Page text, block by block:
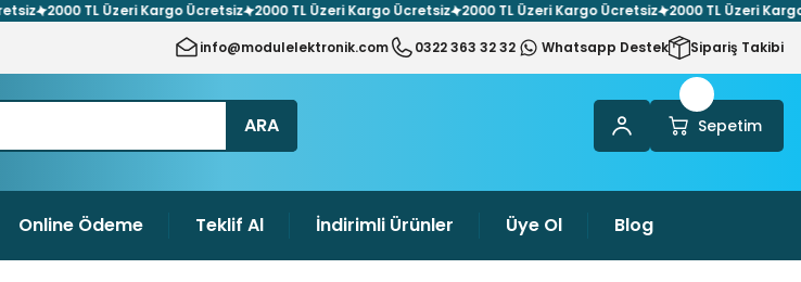
2000 TL Üzeri Kargo Ücretsiz 2000 TL Üzeri Kargo Ücretsiz 2000 TL Üzeri Kargo Ücretsiz 2000 TL Üzeri Kargo
info@modulelektronik.com 0322 363 32 32 Whatsapp Destek Sipariş Takibi
ARA Sepetim
Online Ödeme Teklif Al İndirimli Ürünler Üye Ol Blog